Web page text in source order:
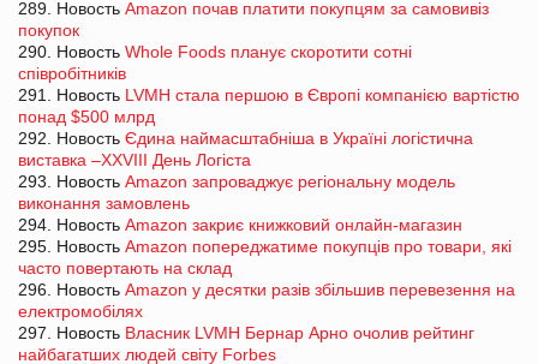
289. Новость Amazon почав платити покупцям за самовивіз
покупок
290. Новость Whole Foods планує скоротити сотні
співробітників
291. Новость LVMH стала першою в Європі компанією вартістю
понад $500 млрд
292. Новость Єдина наймасштабніша в Україні логістична
виставка –XXVIII День Логіста
293. Новость Amazon запроваджує регіональну модель
виконання замовлень
294. Новость Amazon закриє книжковий онлайн-магазин
295. Новость Amazon попереджатиме покупців про товари, які
часто повертають на склад
296. Новость Amazon у десятки разів збільшив перевезення на
електромобілях
297. Новость Власник LVMH Бернар Арно очолив рейтинг
найбагатших людей світу Forbes